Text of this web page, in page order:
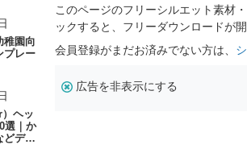
稚園向
プレー
）ヘッ
選｜か
どデザ
このページのフリーシルエット素材
ックすると、フリーダウンロードが開
会員登録がまだお済みでない方は、
広告を非表示にする